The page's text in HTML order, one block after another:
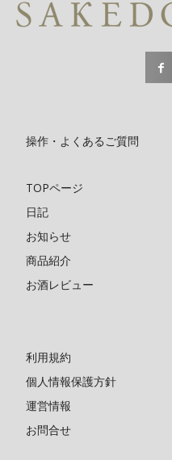
操作・よくあるご質問
TOPページ
日記
お知らせ
商品紹介
お酒レビュー
利用規約
個人情報保護方針
運営情報
お問合せ